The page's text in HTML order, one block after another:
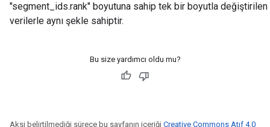
"segment_ids.rank" boyutuna sahip tek bir boyutla değiştirilen
verilerle aynı şekle sahiptir.
Bu size yardımcı oldu mu?
Aksi belirtilmediği sürece bu sayfanın içeriği Creative Commons Atıf 4.0